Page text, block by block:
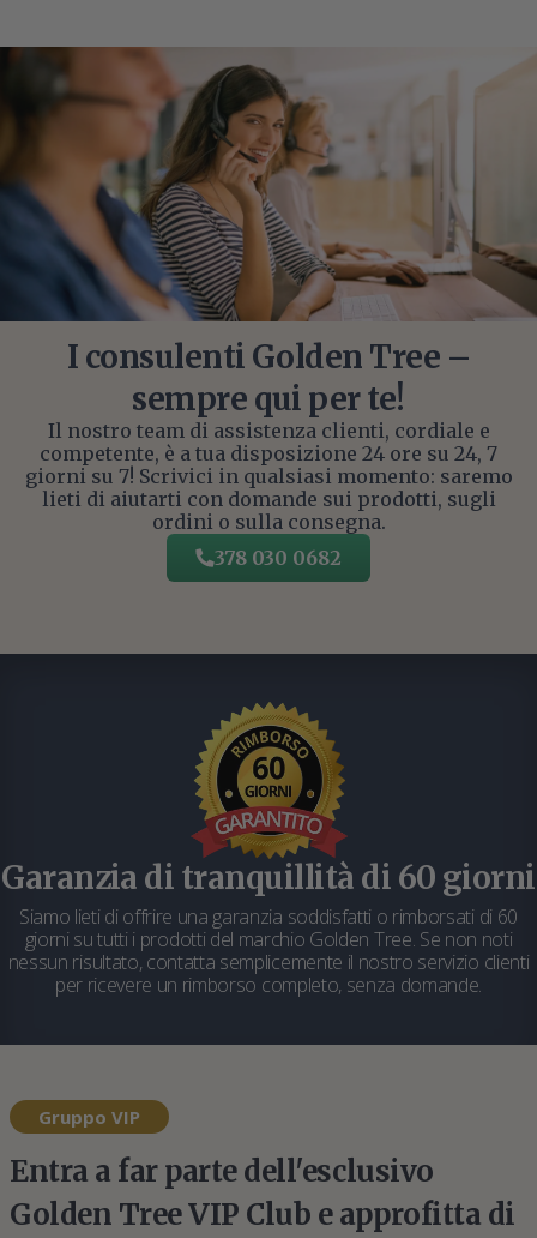
I consulenti Golden Tree –
sempre qui per te!
Il nostro team di assistenza clienti, cordiale e
competente, è a tua disposizione 24 ore su 24, 7
giorni su 7! Scrivici in qualsiasi momento: saremo
lieti di aiutarti con domande sui prodotti, sugli
ordini o sulla consegna.
378 030 0682
Garanzia di tranquillità di 60 giorni
Siamo lieti di offrire una garanzia soddisfatti o rimborsati di 60
giorni su tutti i prodotti del marchio Golden Tree. Se non noti
nessun risultato, contatta semplicemente il nostro servizio clienti
per ricevere un rimborso completo, senza domande.
Gruppo VIP
Entra a far parte dell'esclusivo
Golden Tree VIP Club e approfitta di